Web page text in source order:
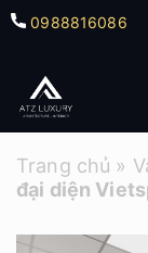
0988816086
Trang chủ »
đại diện